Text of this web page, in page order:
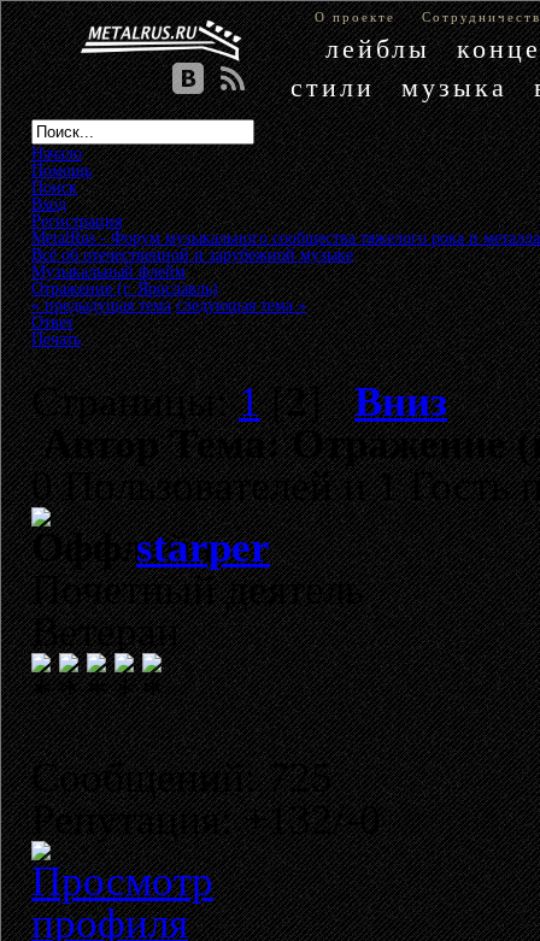
О проекте
лейблы
стили
музыка
Начало
Помощь
Поиск
Вход
Регистрация
MetalRus - Форум музыкального сообщества тяжелого рока и металла
Всё об отечественной и зарубежной музыке»
Музыкальный флейм»
Отражение (г. Ярославль)
« предыдущая тема следующая тема »
Ответ
Печать
Страницы:1[2]Вниз
АвторТема: Отражение
0 Пользователей и 1 Гость
starper
Почетный деятель
Ветеран
Сообщений: 725
Репутация: +132/-0